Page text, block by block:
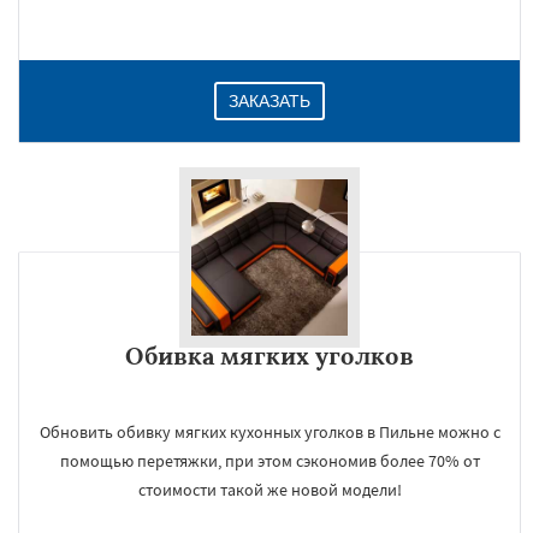
ЗАКАЗАТЬ
Обивка мягких уголков
Обновить обивку мягких кухонных уголков в Пильне можно с
помощью перетяжки, при этом сэкономив более 70% от
стоимости такой же новой модели!